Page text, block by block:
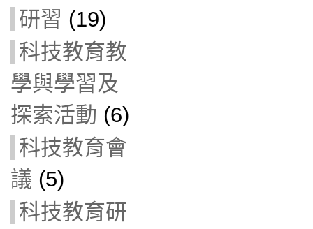
研習 (19)
科技教育教
學與學習及
探索活動 (6)
科技教育會
議 (5)
科技教育研